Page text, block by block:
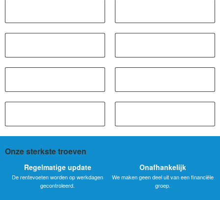
Onze sterkste troeven
Regelmatige update
De rentevoeten worden op werkdagen
gecontroleerd.
Onafhankelijk
We maken geen deel uit van een financiële
groep.